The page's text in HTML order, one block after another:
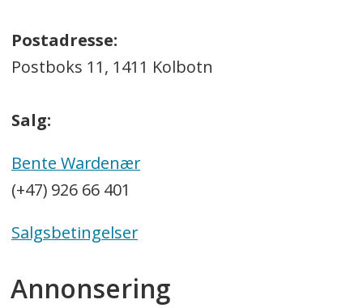
Postadresse:
Postboks 11, 1411 Kolbotn
Salg:
Bente Wardenær
(+47) 926 66 401
Salgsbetingelser
Annonsering